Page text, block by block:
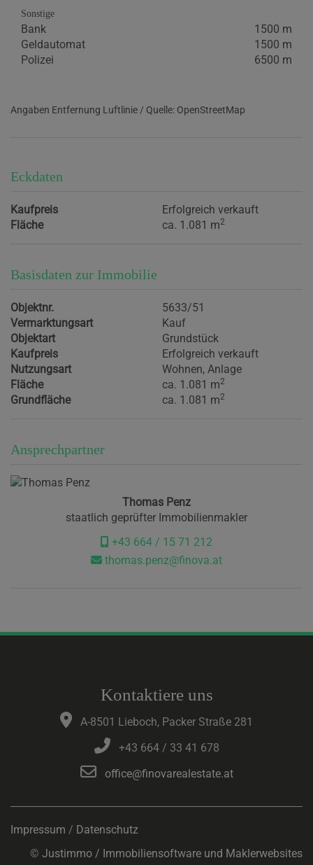
Sonstige
Bank
1500 m
Geldautomat
1500 m
Polizei
6500 m
Angaben Entfernung Luftlinie / Quelle: OpenStreetMap
Eckdaten
Kaufpreis
Erfolgreich verkauft
Fläche
ca. 1.081 m2
Basisdaten zur Immobilie
Objektnr.
5633/51
Vermarktungsart
Kauf
Objektart
Grundstück
Kaufpreis
Erfolgreich verkauft
Nutzungsart
Wohnen Anlage
Fläche
ca. 1.081 m2
Grundfläche ca. 1.081 m2
Ansprechpartner
Thomas Penz
staatlich geprüfter Immobilienmakler
+43 664 / 15 71 212
thomas.penz@finova.at
Kontaktiere uns
A-8501 Lieboch, Packer Straße 281
+43 664 / 33 41 678
office@finovarealestate.at
Impressum / Datenschutz
© Justimmo / Immobiliensoftware und Maklerwebsites